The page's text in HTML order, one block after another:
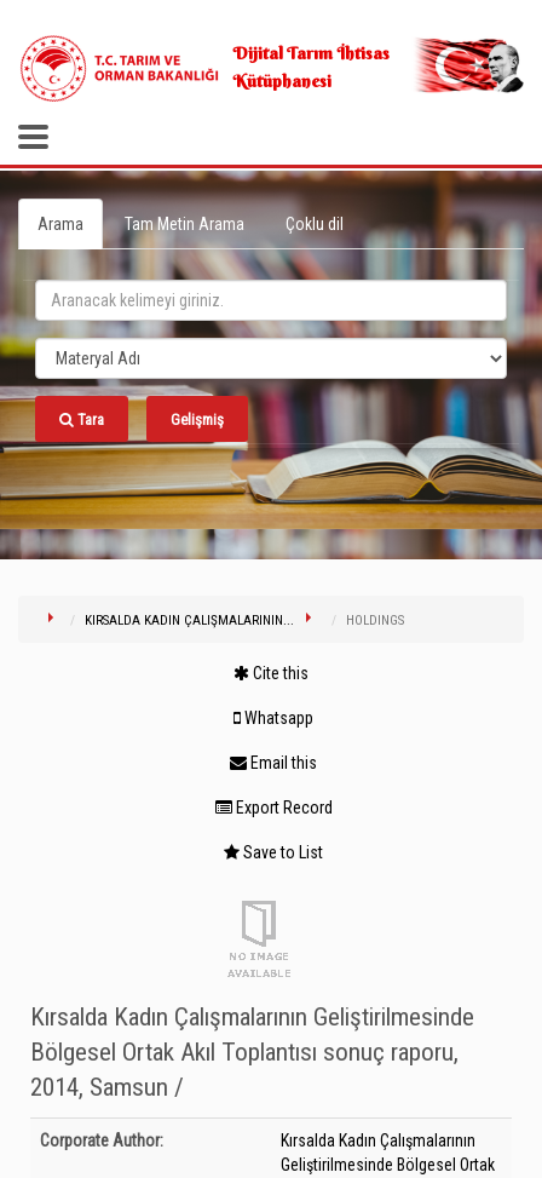
Dijital Tarım İhtisas
Kütüphanesi
Arama Tam Metin Arama Çoklu dil
Tara Gelişmiş
KIRSALDA KADIN ÇALIŞMALARININ... HOLDINGS
Cite this
Whatsapp
Email this
Export Record
Save to List
Kırsalda Kadın Çalışmalarının Geliştirilmesinde
Bölgesel Ortak Akıl Toplantısı sonuç raporu,
2014, Samsun /
Bibliographic Details
Corporate Author:
Kırsalda Kadın Çalışmalarının
Geliştirilmesinde Bölgesel Ortak